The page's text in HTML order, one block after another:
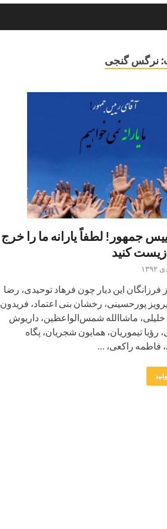
نرگس گنجی
جمهور! لطفاً یارانه ما را خرج
کنید
فرزانگان این دیار چون فرهاد توحیدی، رضا
پرویز پورحسینی، رخشان بنی اعتماد، فریدون
خلیلی، ماشاالله شمس‌الواعظین، داریوش
رؤیا تیموریان، همایون شجریان، پگاه
فاطمه راکعی، …